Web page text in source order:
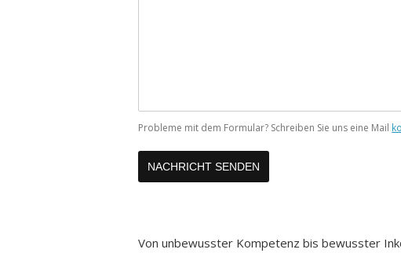
Probleme mit dem Formular? Schreiben Sie uns eine Mail
Von unbewusster Kompetenz bis bewusster